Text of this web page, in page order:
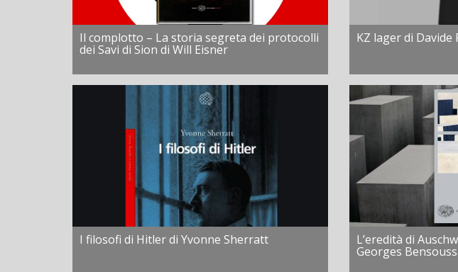
Il complotto – La storia segreta dei protocolli
dei Savi di Sion di Will Eisner
KZ lager di Davide
I filosofi di Hitler di Yvonne Sherratt L’eredità di
Georges